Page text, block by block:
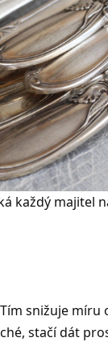
každý majitel
snižuje míru
stačí dát